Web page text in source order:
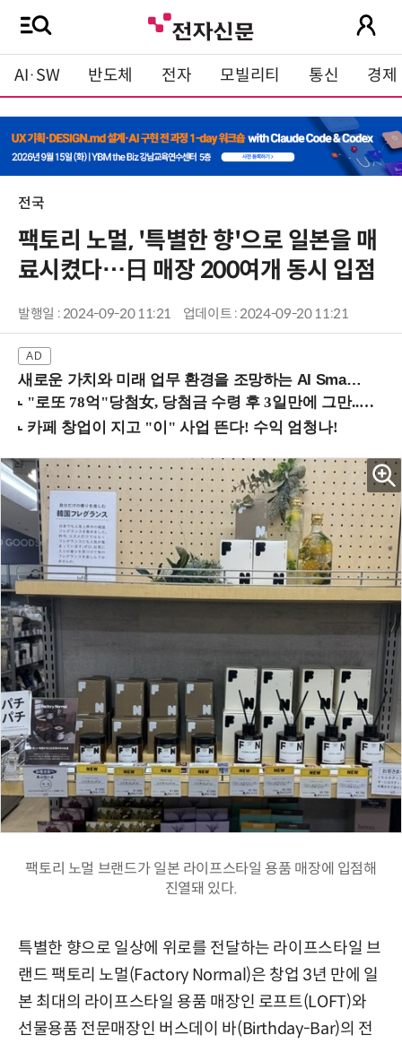
AI·SW 반도체 전자 모빌리티 통신 경제
전국
팩토리 노멀, '특별한 향'으로 일본을 매
료시켰다…日 매장 200여개 동시 입점
발행일 : 2024-09-20 11:21 업데이트 : 2024-09-20 11:21
새로운 가치와 미래 업무 환경을 조망하는 AI Smart Work Summit 2026 (9/11 코엑스)
팩토리 노멀 브랜드가 일본 라이프스타일 용품 매장에 입점해
진열돼 있다.
특별한 향으로 일상에 위로를 전달하는 라이프스타일 브
랜드 팩토리 노멀(Factory Normal)은 창업 3년 만에 일
본 최대의 라이프스타일 용품 매장인 로프트(LOFT)와
선물용품 전문매장인 버스데이 바(Birthday-Bar)의 전